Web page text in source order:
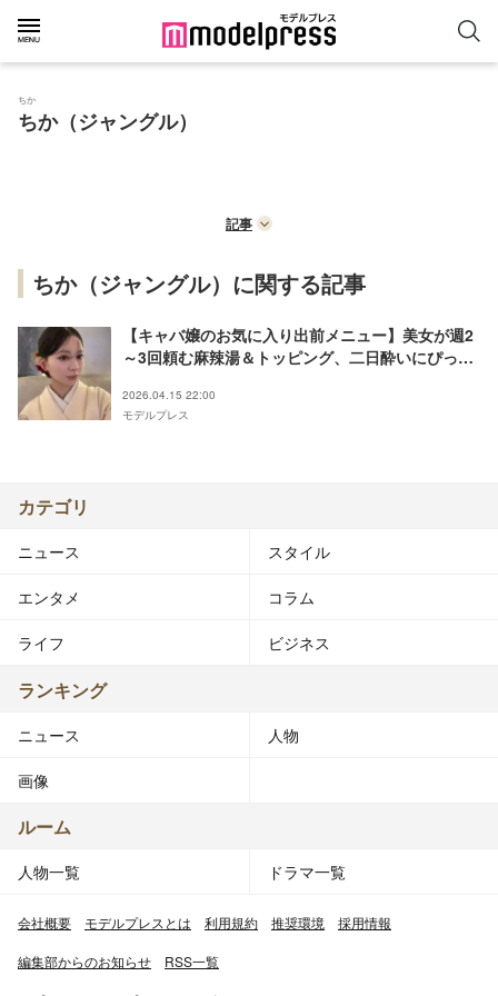
ちか
ちか（ジャングル）
記事
ちか（ジャングル）に関する記事
【キャバ嬢のお気に入り出前メニュー】美女が週2
～3回頼む麻辣湯＆トッピング、二日酔いにぴった
2026.04.15 22:00
モデルプレス
カテゴリ
ニュース スタイル
エンタメ コラム
ライフ ビジネス
ランキング
ニュース 人物
画像
ルーム
人物一覧 ドラマ一覧
会社概要 モデルプレスとは 利用規約 推奨環境 採用情報
編集部からのお知らせ RSS一覧